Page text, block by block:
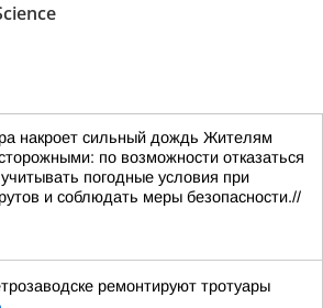
накроет сильный дождь Жителям
по возможности отказаться
погодные условия при
и соблюдать меры безопасности.//
ремонтируют тротуары